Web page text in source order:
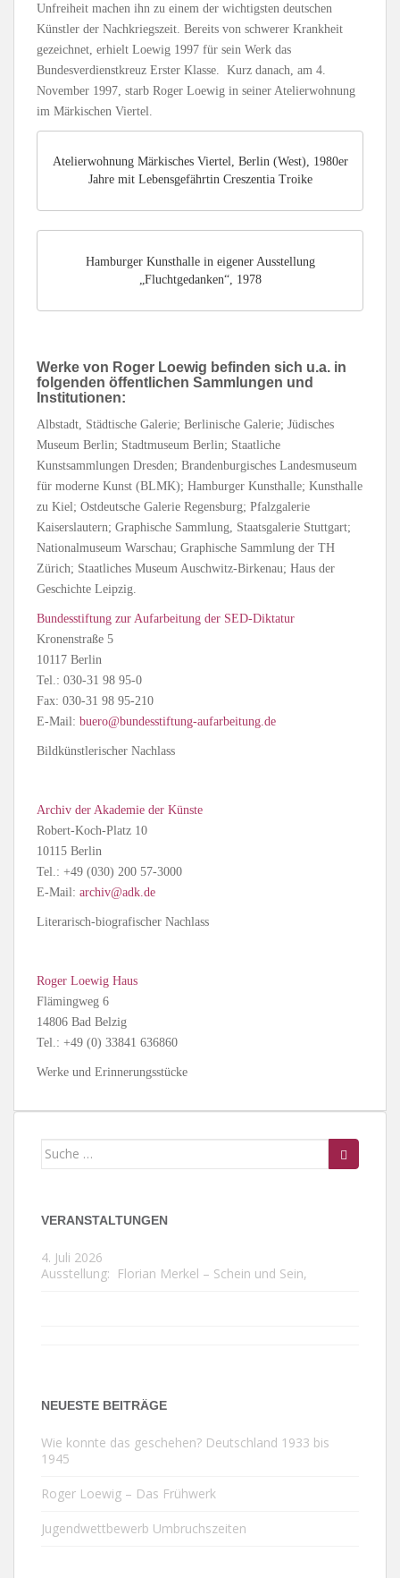
Unfreiheit machen ihn zu einem der wichtigsten deutschen
Künstler der Nachkriegszeit. Bereits von schwerer Krankheit
gezeichnet, erhielt Loewig 1997 für sein Werk das
Bundesverdienstkreuz Erster Klasse. Kurz danach, am 4.
November 1997, starb Roger Loewig in seiner Atelierwohnung
im Märkischen Viertel.
Atelierwohnung Märkisches Viertel, Berlin (West), 1980er
Jahre mit Lebensgefährtin Creszentia Troike
Hamburger Kunsthalle in eigener Ausstellung
„Fluchtgedanken“, 1978
Werke von Roger Loewig befinden sich u.a. in
folgenden öffentlichen Sammlungen und
Institutionen:
Albstadt, Städtische Galerie; Berlinische Galerie; Jüdisches
Museum Berlin; Stadtmuseum Berlin; Staatliche
Kunstsammlungen Dresden; Brandenburgisches Landesmuseum
für moderne Kunst (BLMK); Hamburger Kunsthalle; Kunsthalle
zu Kiel; Ostdeutsche Galerie Regensburg; Pfalzgalerie
Kaiserslautern; Graphische Sammlung, Staatsgalerie Stuttgart;
Nationalmuseum Warschau; Graphische Sammlung der TH
Zürich; Staatliches Museum Auschwitz-Birkenau; Haus der
Geschichte Leipzig.
Bundesstiftung zur Aufarbeitung der SED-Diktatur
Kronenstraße 5
10117 Berlin
Tel.: 030-31 98 95-0
Fax: 030-31 98 95-210
E-Mail: buero@bundesstiftung-aufarbeitung.de
Bildkünstlerischer Nachlass
Archiv der Akademie der Künste
Robert-Koch-Platz 10
10115 Berlin
Tel.: +49 (030) 200 57-3000
E-Mail: archiv@adk.de
Literarisch-biografischer Nachlass
Roger Loewig Haus
Flämingweg 6
14806 Bad Belzig
Tel.: +49 (0) 33841 636860
Werke und Erinnerungsstücke
Suche
VERANSTALTUNGEN
4. Juli 2026
Ausstellung: Florian Merkel – Schein und Sein,
NEUESTE BEITRÄGE
Wie konnte das geschehen? Deutschland 1933 bis
1945
Roger Loewig – Das Frühwerk
Jugendwettbewerb Umbruchszeiten